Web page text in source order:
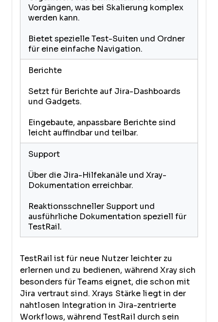
Vorgängen, was bei Skalierung komplex
werden kann.
Bietet spezielle Test-Suiten und Ordner
für eine einfache Navigation.
Berichte
Setzt für Berichte auf Jira-Dashboards
und Gadgets.
Eingebaute, anpassbare Berichte sind
leicht auffindbar und teilbar.
Support
Über die Jira-Hilfekanäle und Xray-
Dokumentation erreichbar.
Reaktionsschneller Support und
ausführliche Dokumentation speziell für
TestRail.
TestRail ist für neue Nutzer leichter zu
erlernen und zu bedienen, während Xray sich
besonders für Teams eignet, die schon mit
Jira vertraut sind. Xrays Stärke liegt in der
nahtlosen Integration in Jira-zentrierte
Workflows, während TestRail durch sein